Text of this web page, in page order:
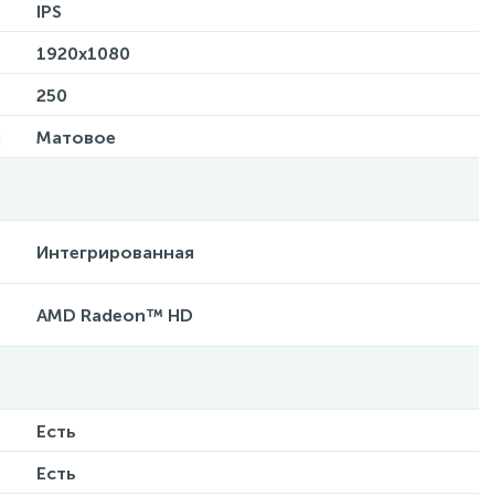
IPS
1920х1080
250
Матовое
Интегрированная
AMD Radeon™ HD
Есть
Есть